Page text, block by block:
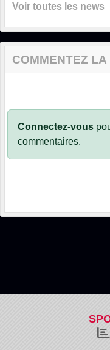
Voir toutes les news
COMMENTEZ LA
Connectez-vous
commentaires.